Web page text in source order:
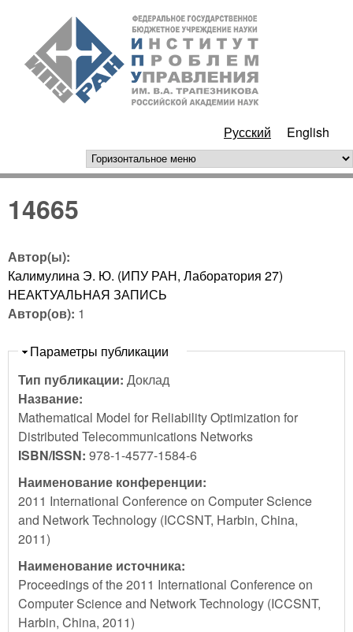
Перейти к основному
содержанию
РАН
Русский English
горизонтальное меню
14665
Автор(ы):
Калимулина Э. Ю. (ИПУ РАН, Лаборатория 27)
НЕАКТУАЛЬНАЯ ЗАПИСЬ
Автор(ов): 1
Скрыть
Параметры публикации
Тип публикации: Доклад
Название:
Mathematical Model for Reliability Optimization for
Distributed Telecommunications Networks
ISBN/ISSN: 978-1-4577-1584-6
Наименование конференции:
2011 International Conference on Computer Science
and Network Technology (ICCSNT, Harbin, China,
2011)
Наименование источника:
Proceedings of the 2011 International Conference on
Computer Science and Network Technology (ICCSNT,
Harbin, China, 2011)